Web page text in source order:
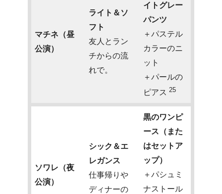
マチネ（昼
公演）
ライト＆ソ
フト
友人とラン
チからの流
れで。
イトグレー
パンツ
＋パステル
カラーのニ
ット
＋パールの
ピアス 25
ソワレ（夜
公演）
シック＆エ
レガンス
仕事帰りや
ディナーの
黒のワンピ
ース（また
はセットア
ップ）
＋パシュミ
ナストール